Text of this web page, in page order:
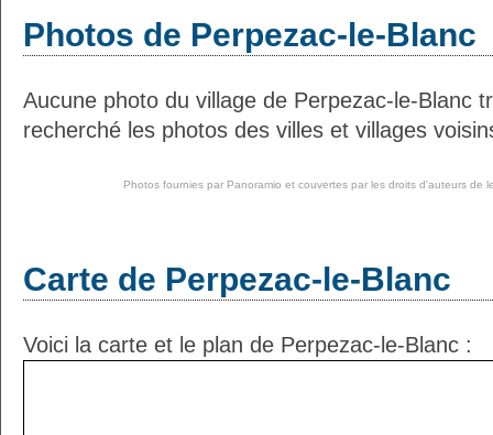
Photos de Perpezac-le-Blanc
Aucune photo du village de Perpezac-le-Blanc
recherché les photos des villes et villages
Photos fournies par Panoramio et couvertes par les droits d'auteurs de
Carte de Perpezac-le-Blanc
Voici la carte et le plan de Perpezac-le-Blanc :